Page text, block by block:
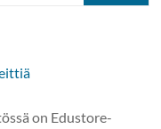
on Edustore-